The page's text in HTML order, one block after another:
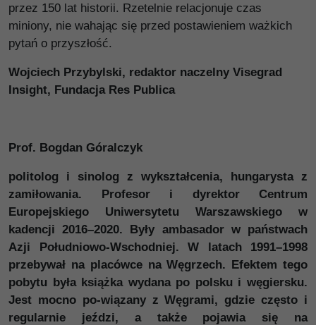
przez 150 lat historii. Rzetelnie relacjonuje czas
miniony, nie wahając się przed postawieniem ważkich
pytań o przyszłość.
Wojciech Przybylski, redaktor naczelny Visegrad
Insight, Fundacja Res Publica
Prof. Bogdan Góralczyk
politolog i sinolog z wykształcenia, hungarysta z
zamiłowania. Profesor i dyrektor Centrum
Europejskiego Uniwersytetu Warszawskiego w
kadencji 2016–2020. Były ambasador w państwach
Azji Południowo-Wschodniej. W latach 1991–1998
przebywał na placówce na Węgrzech. Efektem tego
pobytu była książka wydana po polsku i węgiersku.
Jest mocno po-wiązany z Węgrami, gdzie często i
regularnie jeździ, a także pojawia się na